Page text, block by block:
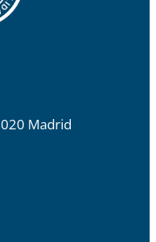
Madrid